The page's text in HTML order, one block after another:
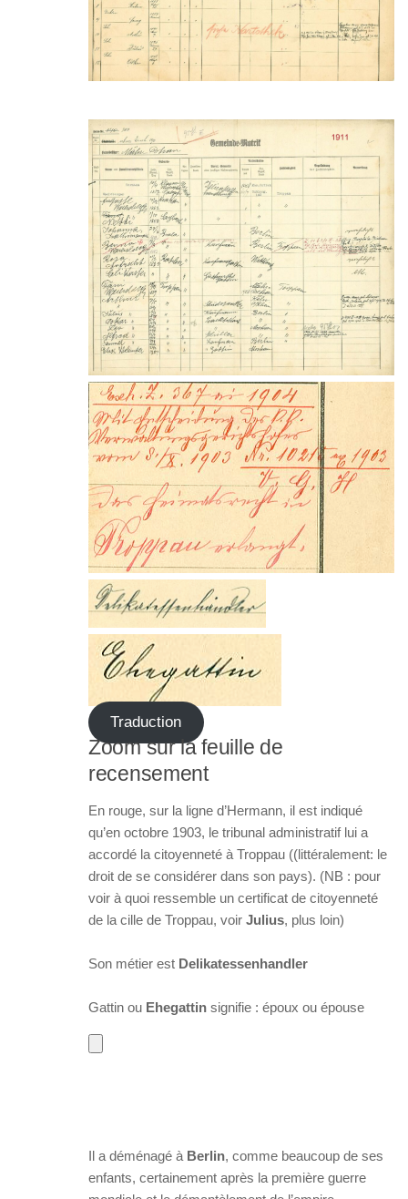
Traduction
Zoom sur la feuille de
recensement
En rouge, sur la ligne d’Hermann, il est indiqué
qu’en octobre 1903, le tribunal administratif lui a
accordé la citoyenneté à Troppau ((littéralement: le
droit de se considérer dans son pays). (NB : pour
voir à quoi ressemble un certificat de citoyenneté
de la cille de Troppau, voir Julius, plus loin)
Son métier est Delikatessenhandler
Gattin ou Ehegattin signifie : époux ou épouse
Il a déménagé à Berlin, comme beaucoup de ses
enfants, certainement après la première guerre